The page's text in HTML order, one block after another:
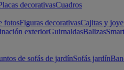
decorativasCuadros
fotosFiguras decorativasCajitas y
exteriorGuirnaldasBalizas
de sofás de jardínSofás jardín